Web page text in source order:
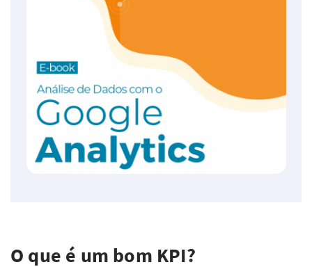
O que é um bom KPI?